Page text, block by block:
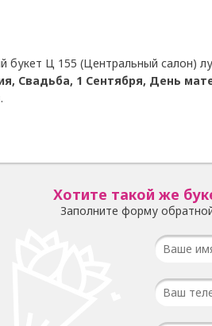
букет Ц 155 (Центральный салон)
Свадьба, 1 Сентября, День
.
Хотите такой же
Заполните форму